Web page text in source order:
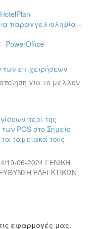
παραγγελιοληψία –
PowerOffice
των επιχειρήσεων
για το μέλλον
περί της
POS στο Σημείο
ταμειακά τους
19-06-2024 ΓΕΝΙΚΗ
ΕΛΕΓΚΤΙΚΩΝ
εφαρμογές μας.